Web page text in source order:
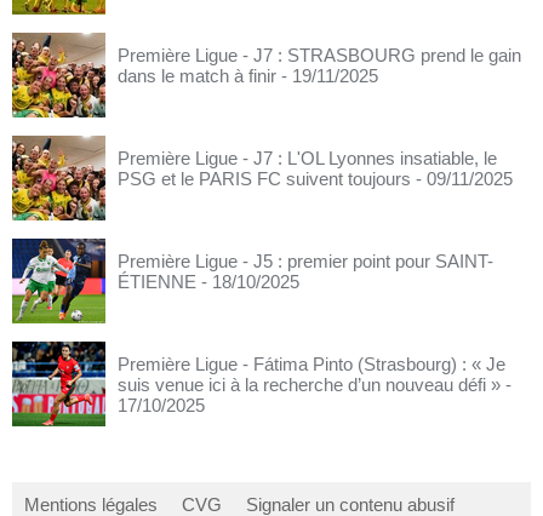
Première Ligue - J7 : STRASBOURG prend le gain
dans le match à finir - 19/11/2025
Première Ligue - J7 : L'OL Lyonnes insatiable, le
PSG et le PARIS FC suivent toujours - 09/11/2025
Première Ligue - J5 : premier point pour SAINT-
ÉTIENNE - 18/10/2025
Première Ligue - Fátima Pinto (Strasbourg) : « Je
suis venue ici à la recherche d’un nouveau défi » -
17/10/2025
Mentions légales CVG
Signaler un contenu abusif